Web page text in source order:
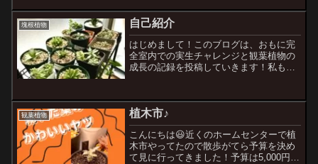
ところ、この株が目に止まり購入しまし
た。植木市でもあまり見か...
塊根植物 自己紹介
はじめまして！このブログは、おもに完
全室内での実生チャレンジと観葉植物の
成長の記録を投稿していきます！私も初
いと思います。これから観葉植物を育て
たいなーとか興味が出てき...
観葉植物 植木市♪
こんにちは😃近くのホームセンターで植
木市やってたので散歩がてら予算を決め
て見に行ってきました！予算は5,000円、